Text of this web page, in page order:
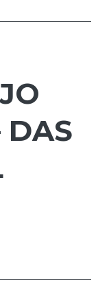
DAS